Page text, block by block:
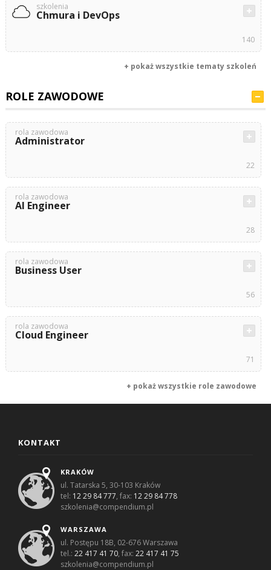
szkolenia
Chmura i DevOps
140
+ pokaż wszystkie tematy szkoleń
ROLE ZAWODOWE
rola zawodowa
Administrator
22
rola zawodowa
AI Engineer
28
rola zawodowa
Business User
56
rola zawodowa
Cloud Engineer
71
+ pokaż wszystkie role zawodowe
KONTAKT
KRAKÓW
ul. Tatarska 5, 30-103 Kraków
tel: 12 29 84 777, fax: 12 29 84 778
szkolenia@compendium.pl
WARSZAWA
ul. Postępu 18B, 02-676 Warszawa
tel.:22 417 41 70, fax:22 417 41 75
szkolenia@compendium.pl